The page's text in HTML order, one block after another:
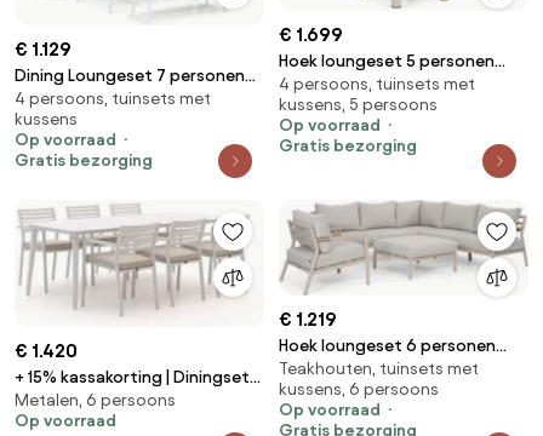
€ 1.129
Dining Loungeset 7 personen
Aluminium/rope Wit Lifestyle
Garden Furniture Boretti
4 persoons, tuinsets met
kussens
Op voorraad
Gratis bezorging
€ 1.699
Hoek loungeset 5 personen
Aluminium Taupe Lifestyle
Garden Furniture Luca
4 persoons, tuinsets met
kussens, 5 persoons
Op voorraad
Gratis bezorging
€ 1.420
+ 15% kassakorting | Diningset
Bellagio | 6 personen aluminium
| Tuinset stapelbaar | 7-delig |
Metalen, 6 persoons
Op voorraad
€ 1.219
Hoek loungeset 6 personen
Aluminium Taupe Lifestyle
Garden Furniture Verano
Teakhouten, tuinsets met
kussens, 6 persoons
Op voorraad
Gratis bezorging